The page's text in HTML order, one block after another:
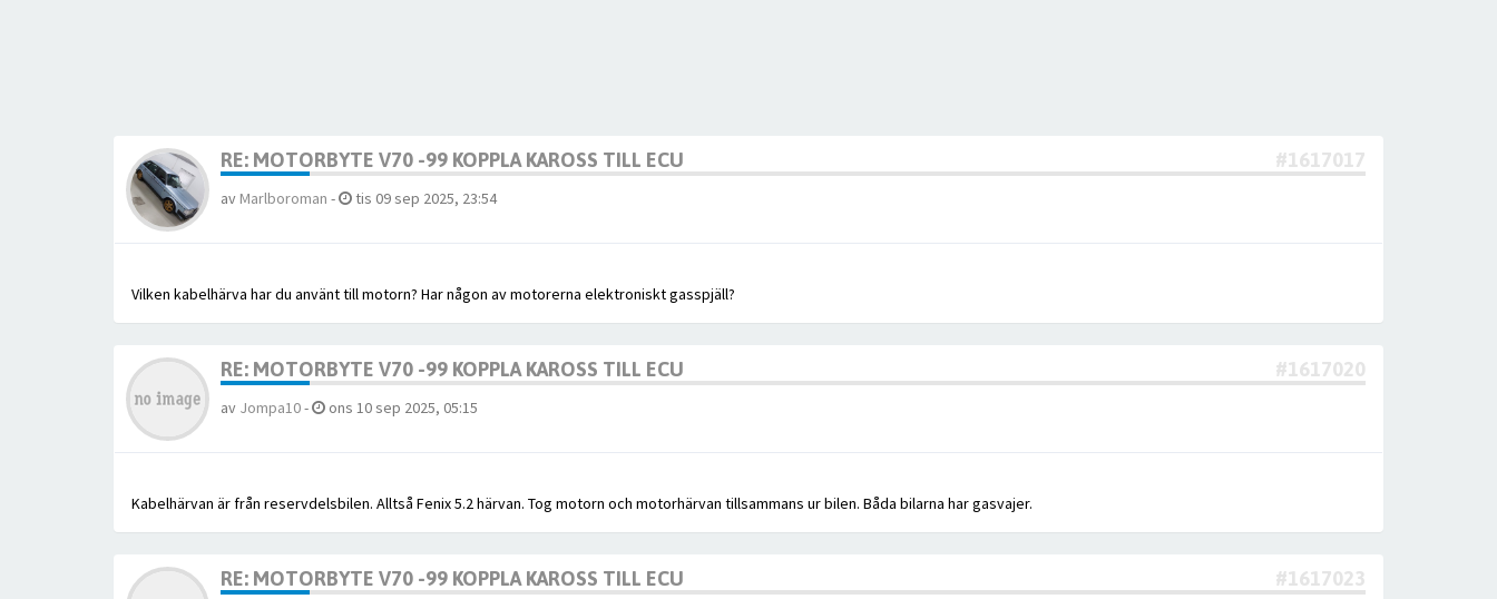
RE: MOTORBYTE V70 -99 KOPPLA KAROSS TILL ECU #1617017
av Marlboroman - tis 09 sep 2025, 23:54
Vilken kabelhärva har du använt till motorn? Har någon av motorerna elektroniskt gasspjäll?
RE: MOTORBYTE V70 -99 KOPPLA KAROSS TILL ECU #1617020
av Jompa10- ons 10 sep 2025, 05:15
Kabelhärvan är från reservdelsbilen. Alltså Fenix 5.2 härvan. Tog motorn och motorhärvan tillsammans ur bilen. Båda bilarna har gasvajer.
RE: MOTORBYTE V70 -99 KOPPLA KAROSS TILL ECU #1617023